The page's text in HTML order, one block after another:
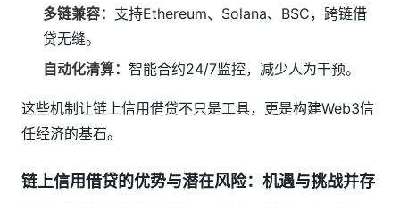
多链兼容： 支持Ethereum、Solana、BSC，跨链借
贷无缝。
自动化清算： 智能合约24/7监控，减少人为干预。
这些机制让链上信用借贷不只是工具，更是构建Web3信
任经济的基石。
链上信用借贷的优势与潜在风险：机遇与挑战并存